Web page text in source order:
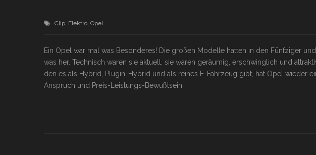
Clip Elektro Opel
Ein Opel war mal was Besonderes! Die großen Modelle hatten in den Fünfziger
was her. Technisch waren sie aktuell, sie waren geräumig, erschwinglich und
den es als Hybrid, Plugin-Hybrid und als reines E-Fahrzeug gibt, hat Opel wieder
Anspruch und Preis-Leistungs-Bewußtsein.